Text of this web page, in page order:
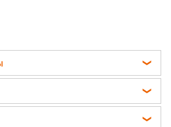
Украины
эффективное средство